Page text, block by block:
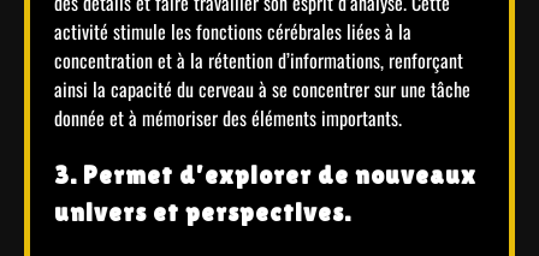
activité stimule les fonctions cérébrales liées à la
concentration et à la rétention d’informations, renforçant
ainsi la capacité du cerveau à se concentrer sur une tâche
donnée et à mémoriser des éléments importants.
3. Permet d’explorer de nouveaux
univers et perspectives.